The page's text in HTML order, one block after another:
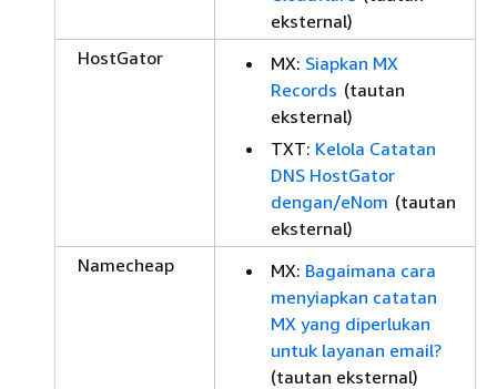
eksternal)
HostGator
MX: Siapkan MX
Records (tautan
eksternal)
TXT: Kelola Catatan
DNS HostGator
dengan/eNom (tautan
eksternal)
Namecheap
MX: Bagaimana cara
menyiapkan catatan
MX yang diperlukan
untuk layanan email?
(tautan eksternal)